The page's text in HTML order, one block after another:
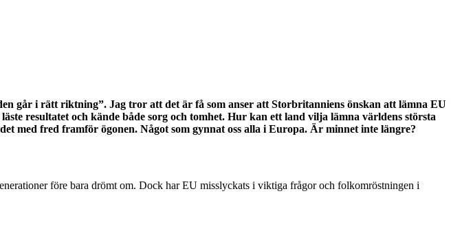
går i rätt riktning”. Jag tror att det är få som anser att Storbritanniens önskan att lämna EU
resultatet och kände både sorg och tomhet. Hur kan ett land vilja lämna världens största
med fred framför ögonen. Något som gynnat oss alla i Europa. Är minnet inte längre?
före bara drömt om. Dock har EU misslyckats i viktiga frågor och folkomröstningen i